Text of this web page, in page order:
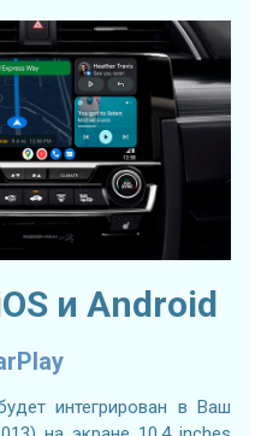
и Android
интегрирован в Ваш